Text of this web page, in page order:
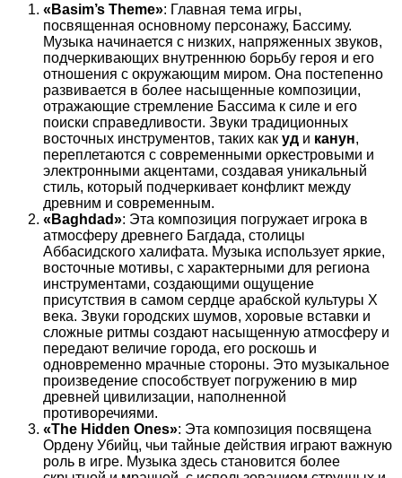
«Basim’s Theme»: Главная тема игры,
посвященная основному персонажу, Бассиму.
Музыка начинается с низких, напряженных звуков,
подчеркивающих внутреннюю борьбу героя и его
отношения с окружающим миром. Она постепенно
развивается в более насыщенные композиции,
отражающие стремление Бассима к силе и его
поиски справедливости. Звуки традиционных
восточных инструментов, таких как уд и канун,
переплетаются с современными оркестровыми и
электронными акцентами, создавая уникальный
стиль, который подчеркивает конфликт между
древним и современным.
«Baghdad»: Эта композиция погружает игрока в
атмосферу древнего Багдада, столицы
Аббасидского халифата. Музыка использует яркие,
восточные мотивы, с характерными для региона
инструментами, создающими ощущение
присутствия в самом сердце арабской культуры X
века. Звуки городских шумов, хоровые вставки и
сложные ритмы создают насыщенную атмосферу и
передают величие города, его роскошь и
одновременно мрачные стороны. Это музыкальное
произведение способствует погружению в мир
древней цивилизации, наполненной
противоречиями.
«The Hidden Ones»: Эта композиция посвящена
Ордену Убийц, чьи тайные действия играют важную
роль в игре. Музыка здесь становится более